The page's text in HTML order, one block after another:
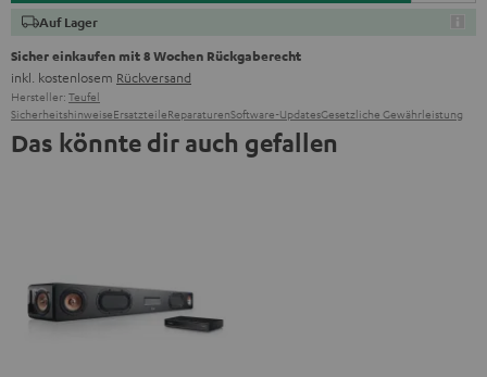
Auf Lager
Sicher einkaufen mit 8 Wochen Rückgaberecht
inkl. kostenlosem Rückversand
Hersteller: Teufel
SicherheitshinweiseErsatzteileReparaturenSoftware-UpdatesGesetzliche Gewährleistung
Das könnte dir auch gefallen